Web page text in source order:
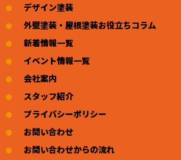
デザイン塗装
外壁塗装・屋根塗装お役立ちコラム
新着情報一覧
イベント情報一覧
会社案内
スタッフ紹介
プライバシーポリシー
お問い合わせ
お問い合わせからの流れ